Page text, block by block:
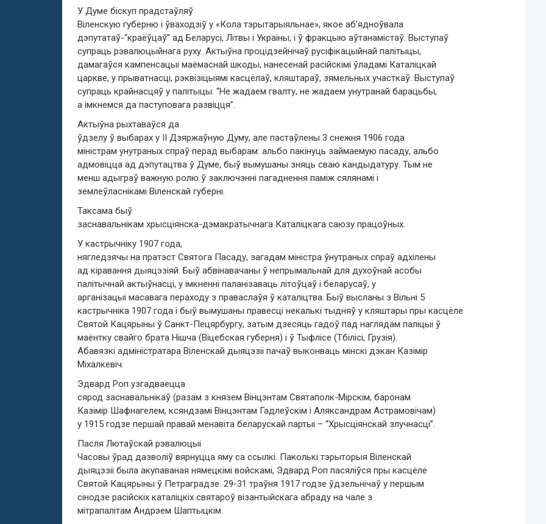
У Думе біскуп прадстаўляў
Віленскую губерню і ўваходзіў у «Кола тэрытарыяльнае», якое аб’ядноўвала
дэпутатаў-“краёўцаў” ад Беларусі, Літвы і Украіны, і ў фракцыю аўтанамістаў. Выступаў
супраць рэвалюцыйнага руху. Актыўна процідзейнічаў русіфікацыйнай палітыцы,
дамагаўся кампенсацыі маёмаснай шкоды, нанесенай расійскімі ўладамі Каталіцкай
царкве, у прыватнасці, рэквізіцыямі касцёлаў, кляштараў, зямельных участкаў. Выступаў
супраць крайнасцяў у палітыцы: “Не жадаем гвалту, не жадаем унутранай барацьбы,
а імкнемся да паступовага развіцця”.
Актыўна рыхтаваўся да
ўдзелу ў выбарах у ІІ Дзяржаўную Думу, але пастаўлены 3 снежня 1906 года
міністрам унутраных спраў перад выбарам: альбо пакінуць займаемую пасаду, альбо
адмовіцца ад дэпутацтва ў Думе, быў вымушаны зняць сваю кандыдатуру. Тым не
менш адыграў важную ролю ў заключэнні пагаднення паміж сялянамі і
землеўласнікамі Віленскай губерні.
Таксама быў
заснавальнікам хрысціянска-дэмакратычнага Каталіцкага саюзу працоўных.
У кастрычніку 1907 года,
нягледзячы на пратэст Святога Пасаду, загадам міністра ўнутраных спраў адхілены
ад кіравання дыяцэзіяй. Быў абвінавачаны ў непрымальнай для духоўнай асобы
палітычнай актыўнасці, у імкненні паланізаваць літоўцаў і беларусаў, у
арганізацыі масавага пераходу з праваслаўя ў каталіцтва. Быў высланы з Вільні 5
кастрычніка 1907 года і быў вымушаны правесці некалькі тыдняў у кляштары пры касцёле
Святой Кацярыны ў Санкт-Пецярбургу, затым дзесяць гадоў пад наглядам паліцыі ў
маёнтку свайго брата Нішча (Віцебская губерня) і ў Тыфлісе (Тбілісі, Грузія).
Абавязкі адміністратара Віленскай дыяцэзіі пачаў выконваць мінскі дэкан Казімір
Міхалкевіч.
Эдвард Роп узгадваецца
сярод заснавальнікаў (разам з князем Вінцэнтам Святаполк-Мірскім, баронам
Казімір Шафнагелем, ксяндзамі Вінцэнтам Гадлеўскім і Аляксандрам Астрамовічам)
у 1915 годзе першай правай менавіта беларускай партыі – “Хрысціянскай злучнасці”.
Пасля Лютаўскай рэвалюцыі
Часовы ўрад дазволіў вярнуцца яму са ссылкі. Паколькі тэрыторыя Віленскай
дыяцэзіі была акупаваная нямецкімі войскамі, Эдвард Роп пасяліўся пры касцёле
Святой Кацярыны ў Петраградзе. 29-31 траўня 1917 годзе ўдзельнічаў у першым
сінодзе расійскіх каталіцкіх святароў візантыйскага абраду на чале з
мітрапалітам Андрэем Шаптыцкім.